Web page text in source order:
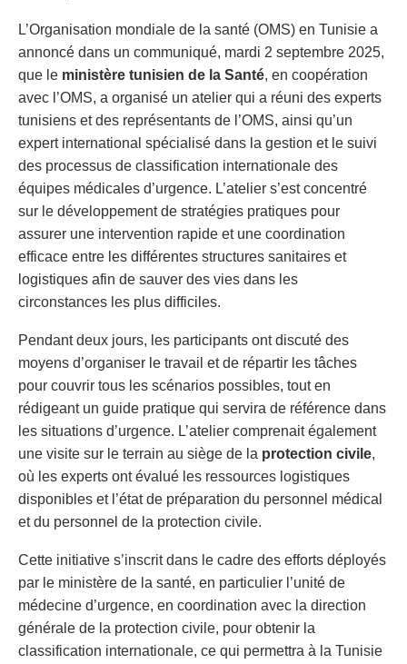
L’Organisation mondiale de la santé (OMS) en Tunisie a
annoncé dans un communiqué, mardi 2 septembre 2025,
que le ministère tunisien de la Santé, en coopération
avec l’OMS, a organisé un atelier qui a réuni des experts
tunisiens et des représentants de l’OMS, ainsi qu’un
expert international spécialisé dans la gestion et le suivi
des processus de classification internationale des
équipes médicales d’urgence. L’atelier s’est concentré
sur le développement de stratégies pratiques pour
assurer une intervention rapide et une coordination
efficace entre les différentes structures sanitaires et
logistiques afin de sauver des vies dans les
circonstances les plus difficiles.
Pendant deux jours, les participants ont discuté des
moyens d’organiser le travail et de répartir les tâches
pour couvrir tous les scénarios possibles, tout en
rédigeant un guide pratique qui servira de référence dans
les situations d’urgence. L’atelier comprenait également
une visite sur le terrain au siège de la protection civile,
où les experts ont évalué les ressources logistiques
disponibles et l’état de préparation du personnel médical
et du personnel de la protection civile.
Cette initiative s’inscrit dans le cadre des efforts déployés
par le ministère de la santé, en particulier l’unité de
médecine d’urgence, en coordination avec la direction
générale de la protection civile, pour obtenir la
classification internationale, ce qui permettra à la Tunisie